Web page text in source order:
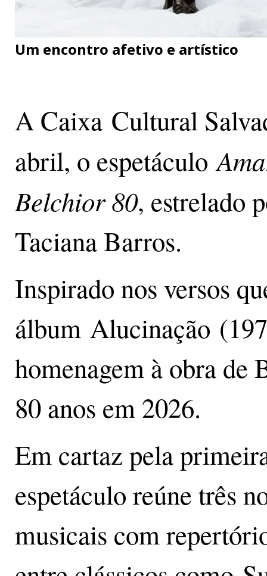
Um encontro afetivo e artístico
A Caixa Cultural
abril, o espetáculo
Belchior 80, estrelado
Taciana Barros.
Inspirado nos versos
álbum Alucinação
homenagem à obra de
80 anos em 2026.
Em cartaz pela
espetáculo reúne três
musicais com